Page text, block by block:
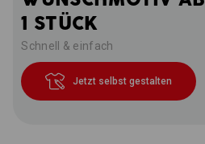
Schnell & einfach
1 STÜCK
Jetzt selbst gestalten